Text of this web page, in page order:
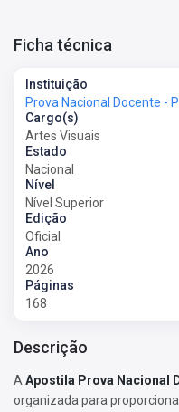
Ficha técnica
Instituição
Prova Nacional Docente -
Cargo(s)
Artes Visuais
Estado
Nacional
Nível
Nível Superior
Edição
Oficial
Ano
2026
Páginas
168
Descrição
A Apostila Prova Nacional
organizada para